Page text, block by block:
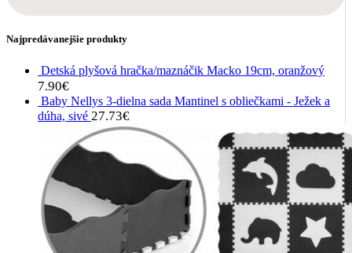
Najpredávanejšie produkty
Detská plyšová hračka/maznáčik Macko 19cm, oranžový
7.90€
Baby Nellys 3-dielna sada Mantinel s obliečkami - Ježek a
dúha, sivé 27.73€